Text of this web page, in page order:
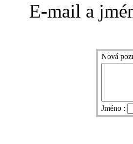
E-mail a
Nová
Jméno :